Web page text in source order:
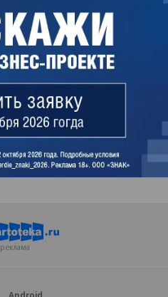
— главный врач РДКБ.